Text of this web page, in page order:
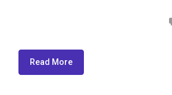
Read More